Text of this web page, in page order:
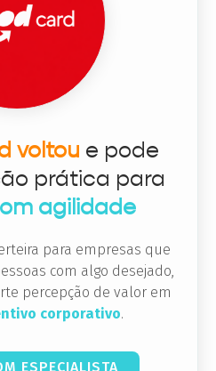
voltou e pode
prática para
agilidade
para empresas que
com algo desejado,
percepção de valor em
corporativo.
ESPECIALISTA